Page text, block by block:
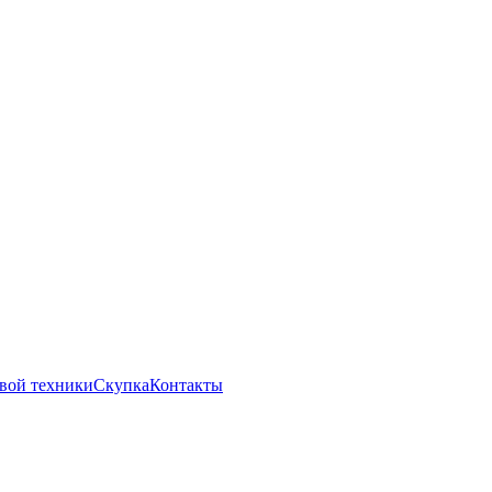
техникиСкупкаКонтакты